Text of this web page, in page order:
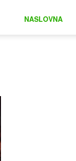
NASLOVNA